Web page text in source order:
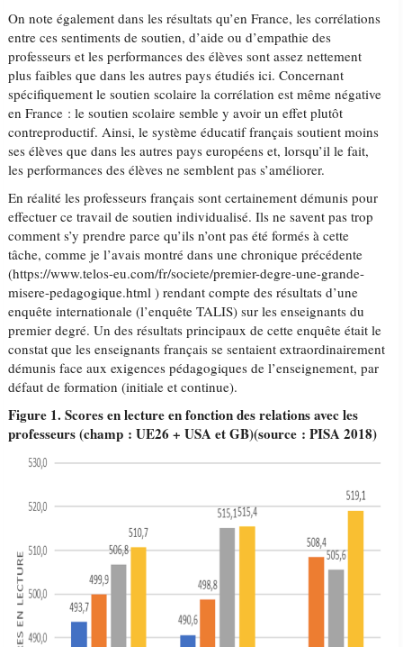
On note également dans les résultats qu’en France, les corrélations
entre ces sentiments de soutien, d’aide ou d’empathie des
professeurs et les performances des élèves sont assez nettement
plus faibles que dans les autres pays étudiés ici. Concernant
spécifiquement le soutien scolaire la corrélation est même négative
en France : le soutien scolaire semble y avoir un effet plutôt
contreproductif. Ainsi, le système éducatif français soutient moins
ses élèves que dans les autres pays européens et, lorsqu’il le fait,
les performances des élèves ne semblent pas s’améliorer.
En réalité les professeurs français sont certainement démunis pour
effectuer ce travail de soutien individualisé. Ils ne savent pas trop
comment s’y prendre parce qu’ils n’ont pas été formés à cette
tâche, comme je l’avais montré dans une chronique précédente
(https://www.telos-eu.com/fr/societe/premier-degre-une-grande-
misere-pedagogique.html ) rendant compte des résultats d’une
enquête internationale (l’enquête TALIS) sur les enseignants du
premier degré. Un des résultats principaux de cette enquête était le
constat que les enseignants français se sentaient extraordinairement
démunis face aux exigences pédagogiques de l’enseignement, par
défaut de formation (initiale et continue).
Figure 1. Scores en lecture en fonction des relations avec les
professeurs (champ : UE26 + USA et GB)(source : PISA 2018)